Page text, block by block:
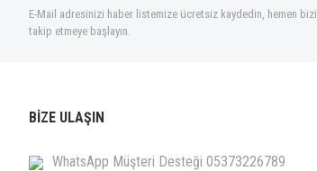
E-Mail adresinizi haber listemize ücretsiz kaydedin, hemen bizi
takip etmeye başlayın.
BİZE ULAŞIN
WhatsApp Müşteri Desteği 05373226789